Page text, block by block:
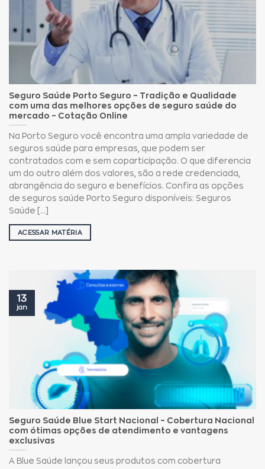
Seguro Saúde Porto Seguro – Tradição e Qualidade
com uma das melhores opções de seguro saúde do
mercado – Cotação Online
Na Porto Seguro você encontra uma ampla variedade de
seguros saúde para empresas, que podem ser
contratados com e sem coparticipação. O que diferencia
um do outro além dos valores, são a rede credenciada,
abrangência do seguro e benefícios. Confira as opções
de seguros saúde Porto Seguro disponíveis: Seguros
Saúde [...]
ACESSAR MATÉRIA
Seguro Saúde Blue Start Nacional – Cobertura Nacional
com ótimas opções de atendimento e vantagens
exclusivas
A Blue Saúde lançou seus produtos com cobertura
13
jan